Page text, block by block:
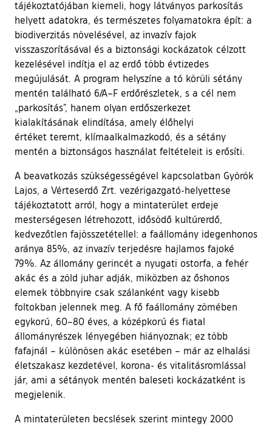
tájékoztatójában kiemeli, hogy látványos parkosítás
helyett adatokra, és természetes folyamatokra épít: a
biodiverzitás növelésével, az invazív fajok
visszaszorításával és a biztonsági kockázatok célzott
kezelésével indítja el az erdő több évtizedes
megújulását. A program helyszíne a tó körüli sétány
mentén található 6/A–F erdőrészletek, s a cél nem
„parkosítás”, hanem olyan erdőszerkezet
kialakításának elindítása, amely élőhelyi
értéket teremt, klímaalkalmazkodó, és a sétány
mentén a biztonságos használat feltételeit is erősíti.
A beavatkozás szükségességével kapcsolatban Györök
Lajos, a Vérteserdő Zrt. vezérigazgató-helyettese
tájékoztatott arról, hogy a mintaterület erdeje
mesterségesen létrehozott, idősödő kultúrerdő,
kedvezőtlen fajösszetétellel: a faállomány idegenhonos
aránya 85%, az invazív terjedésre hajlamos fajoké
79%. Az állomány gerincét a nyugati ostorfa, a fehér
akác és a zöld juhar adják, miközben az őshonos
elemek többnyire csak szálanként vagy kisebb
foltokban jelennek meg. A fő faállomány zömében
egykorú, 60–80 éves, a középkorú és fiatal
állományrészek lényegében hiányoznak; ez több
fafajnál – különösen akác esetében – már az elhalási
életszakasz kezdetével, korona- és vitalitásromlással
jár, ami a sétányok mentén baleseti kockázatként is
megjelenik.
A mintaterületen becslések szerint mintegy 2000